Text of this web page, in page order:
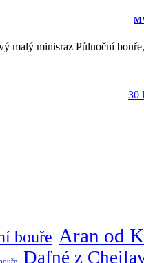
malý minisraz Půlnoční
30
bouře Aran od
Dafné z